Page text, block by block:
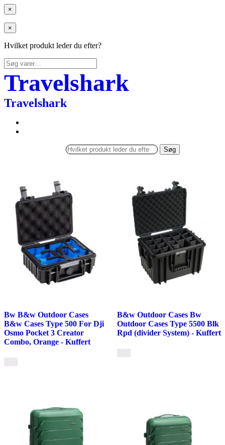
×
×
Hvilket produkt leder du efter?
Søg
efter:
Travelshark
Travelshark
Søg
Bw B&w Outdoor Cases
B&w Cases Type 500 For Dji
Osmo Pocket 3 Creator
Combo, Orange - Kuffert
B&w Outdoor Cases Bw
Outdoor Cases Type 5500 Blk
Rpd (divider System) - Kuffert